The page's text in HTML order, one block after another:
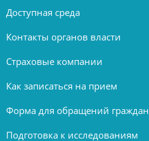
Доступная среда
Контакты органов власти
Страховые компании
Как записаться на прием
Форма для обращений граждан
Подготовка к исследованиям